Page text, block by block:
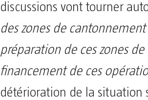
discussions vont tourner
des zones de
préparation de ces zones
financement de ces
détérioration de la situation